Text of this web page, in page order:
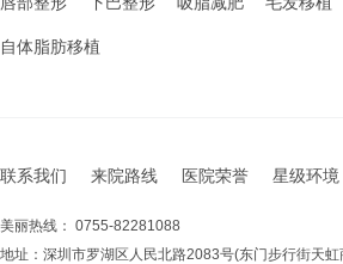
自体脂肪移植
联系我们 来院路线 医院荣誉 星级环境
美丽热线： 0755-82281088
地址：深圳市罗湖区人民北路2083号(东门步行街天